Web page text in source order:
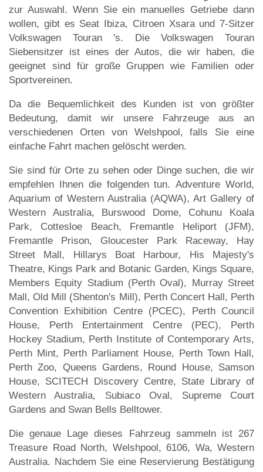
zur Auswahl. Wenn Sie ein manuelles Getriebe dann
wollen, gibt es Seat Ibiza, Citroen Xsara und 7-Sitzer
Volkswagen Touran 's. Die Volkswagen Touran
Siebensitzer ist eines der Autos, die wir haben, die
geeignet sind für große Gruppen wie Familien oder
Sportvereinen.
Da die Bequemlichkeit des Kunden ist von größter
Bedeutung, damit wir unsere Fahrzeuge aus an
verschiedenen Orten von Welshpool, falls Sie eine
einfache Fahrt machen gelöscht werden.
Sie sind für Orte zu sehen oder Dinge suchen, die wir
empfehlen Ihnen die folgenden tun. Adventure World,
Aquarium of Western Australia (AQWA), Art Gallery of
Western Australia, Burswood Dome, Cohunu Koala
Park, Cottesloe Beach, Fremantle Heliport (JFM),
Fremantle Prison, Gloucester Park Raceway, Hay
Street Mall, Hillarys Boat Harbour, His Majesty's
Theatre, Kings Park and Botanic Garden, Kings Square,
Members Equity Stadium (Perth Oval), Murray Street
Mall, Old Mill (Shenton's Mill), Perth Concert Hall, Perth
Convention Exhibition Centre (PCEC), Perth Council
House, Perth Entertainment Centre (PEC), Perth
Hockey Stadium, Perth Institute of Contemporary Arts,
Perth Mint, Perth Parliament House, Perth Town Hall,
Perth Zoo, Queens Gardens, Round House, Samson
House, SCITECH Discovery Centre, State Library of
Western Australia, Subiaco Oval, Supreme Court
Gardens and Swan Bells Belltower.
Die genaue Lage dieses Fahrzeug sammeln ist 267
Treasure Road North, Welshpool, 6106, Wa, Western
Australia. Nachdem Sie eine Reservierung Bestätigung